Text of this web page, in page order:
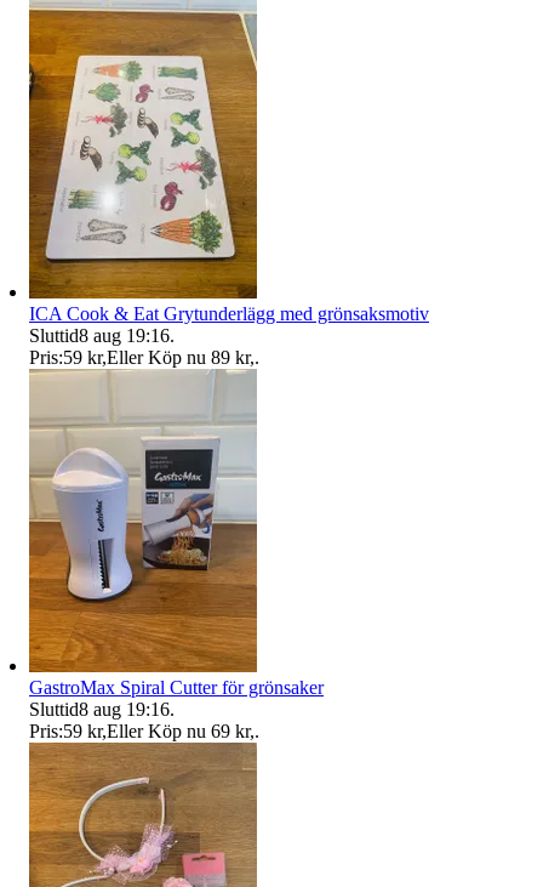
ICA Cook & Eat Grytunderlägg med grönsaksmotiv
Sluttid8 aug 19:16.
Pris:59 kr,Eller Köp nu 89 kr,.
GastroMax Spiral Cutter för grönsaker
Sluttid8 aug 19:16.
Pris:59 kr,Eller Köp nu 69 kr,.